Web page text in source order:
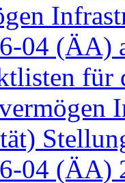
04 (ÄA)
für
04 (ÄA)